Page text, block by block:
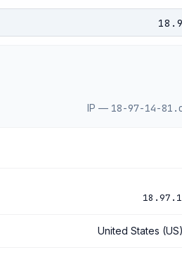
18-97-14-